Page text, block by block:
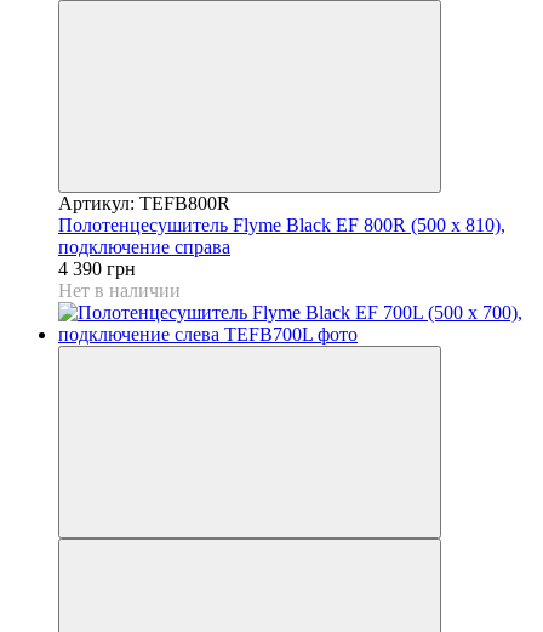
Артикул: TEFB800R
Полотенцесушитель Flyme Black EF 800R (500 х 810),
подключение справа
4 390 грн
Нет в наличии